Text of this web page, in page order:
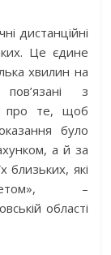
дистанційні
Це єдине
хвилин на
з
про те, щоб
було
а й за
близьких, які
–
області